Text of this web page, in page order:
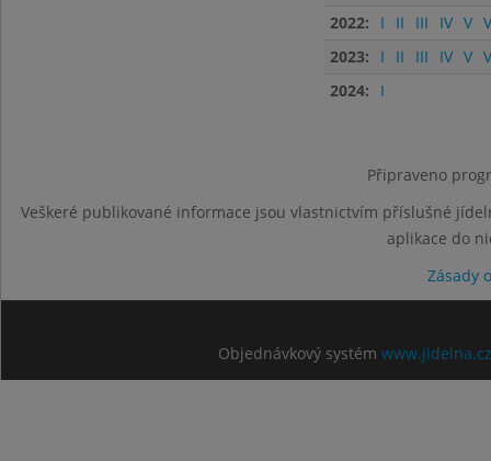
2022:
I II III IV V
2023:
I II III IV V
2024:
I
Připraveno
Veškeré publikované informace jsou vlastnictvím příslušné
aplikace do
Zásady
Objednávkový systém www.jidelna.cz